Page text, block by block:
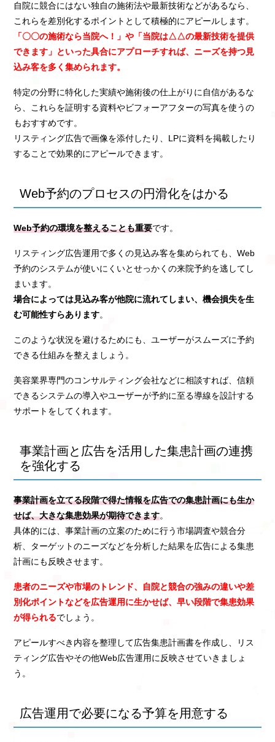
自院に競合にはない独自の施術法や最新技術などがあるなら、
これらを差別化するポイントとして積極的にアピールします。
「〇〇の施術なら当院へ！」や「当院は△△の最新技術を提供
できます」といった具合にアプローチすれば、ニーズを持つ見
込み客を多く集められます。
特定の分野に特化した実績や施術後の仕上がりに自信があるな
ら、これらを証明する資料やビフォーアフターの写真を使うの
もおすすめです。
リスティング広告で画像を添付したり、LPに資料を掲載したり
することで効果的にアピールできます。
Web予約のプロセスの円滑化をはかる
Web予約の環境を整えることも重要です。
リスティング広告運用で多くの見込み客を集められても、Web
予約のシステムが使いにくいとせっかくの来院予約を逃してし
まいます。
場合によっては見込み客が他院に流れてしまい、機会損失を生
む可能性すらあります。
このような状況を避けるためにも、ユーザーがスムーズに予約
できる仕組みを整えましょう。
美容業界専門のコンサルティング会社などに相談すれば、信頼
できるシステムの導入やユーザーが予約に至る導線を設計する
サポートをしてくれます。
事業計画と広告を活用した集患計画の連携
を強化する
事業計画を立てる段階で得た情報を広告での集患計画にも生か
せば、大きな集患効果が期待できます。
具体的には、事業計画の立案のために行う市場調査や競合分
析、ターゲットのニーズなどを分析した結果を広告による集患
計画にも反映させます。
患者のニーズや市場のトレンド、自院と競合の強みの違いや差
別化ポイントなどを広告運用に生かせば、早い段階で集患効果
が得られるでしょう。
アピールすべき内容を整理して広告集患計画書を作成し、リス
ティング広告やその他Web広告運用に反映させていきましょ
う。
広告運用で必要になる予算を用意する